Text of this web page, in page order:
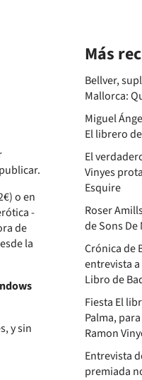
o en
-
de
la
y sin
Más
Bellver,
Mallorca:
Miguel
El librero
El
Vinyes
Esquire
Roser
de Sons De
Crónica de
entrevista
Libro de
Fiesta El
Palma,
Ramon
Entrevista
premiada